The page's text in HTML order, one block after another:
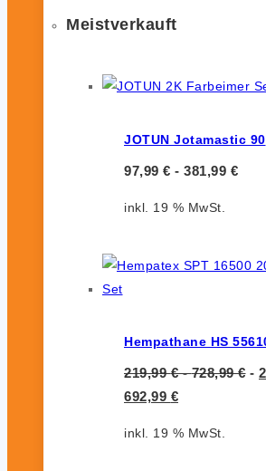
Meistverkauft
JOTUN Jotamastic 90
97,99 € - 381,99 €
inkl. 19 % MwSt.
Hempathane HS
219,99€-728,99€-
692,99 €
inkl. 19 % MwSt.